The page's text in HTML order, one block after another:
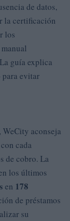
de datos,
la certificación
los
guía explica
para evitar
WeCity aconseja
cada
de cobro. La
los últimos
en 178
de préstamos
su